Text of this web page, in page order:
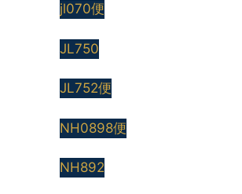
jl070便
JL750
JL752便
NH0898便
NH892